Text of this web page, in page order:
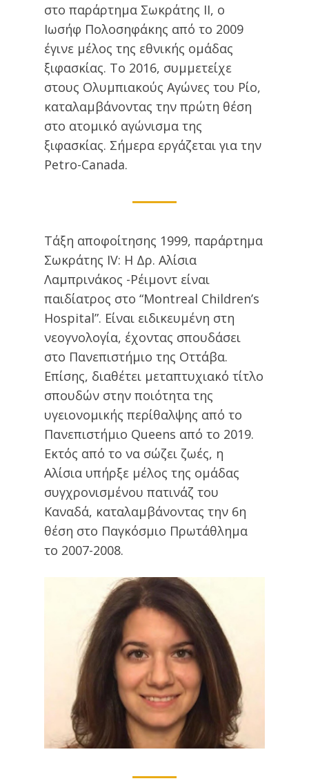
στο παράρτημα Σωκράτης ΙΙ, ο
Ιωσήφ Πολοσηφάκης από το 2009
έγινε μέλος της εθνικής ομάδας
ξιφασκίας. Το 2016, συμμετείχε
στους Ολυμπιακούς Αγώνες του Ρίο,
καταλαμβάνοντας την πρώτη θέση
στο ατομικό αγώνισμα της
ξιφασκίας. Σήμερα εργάζεται για την
Petro-Canada.
Τάξη αποφοίτησης 1999, παράρτημα
Σωκράτης IV: Η Δρ. Αλίσια
Λαμπρινάκος -Ρέιμοντ είναι
παιδίατρος στο “Montreal Children’s
Hospital”. Είναι ειδικευμένη στη
νεογνολογία, έχοντας σπουδάσει
στο Πανεπιστήμιο της Οττάβα.
Επίσης, διαθέτει μεταπτυχιακό τίτλο
σπουδών στην ποιότητα της
υγειονομικής περίθαλψης από το
Πανεπιστήμιο Queens από το 2019.
Εκτός από το να σώζει ζωές, η
Αλίσια υπήρξε μέλος της ομάδας
συγχρονισμένου πατινάζ του
Καναδά, καταλαμβάνοντας την 6η
θέση στο Παγκόσμιο Πρωτάθλημα
το 2007-2008.